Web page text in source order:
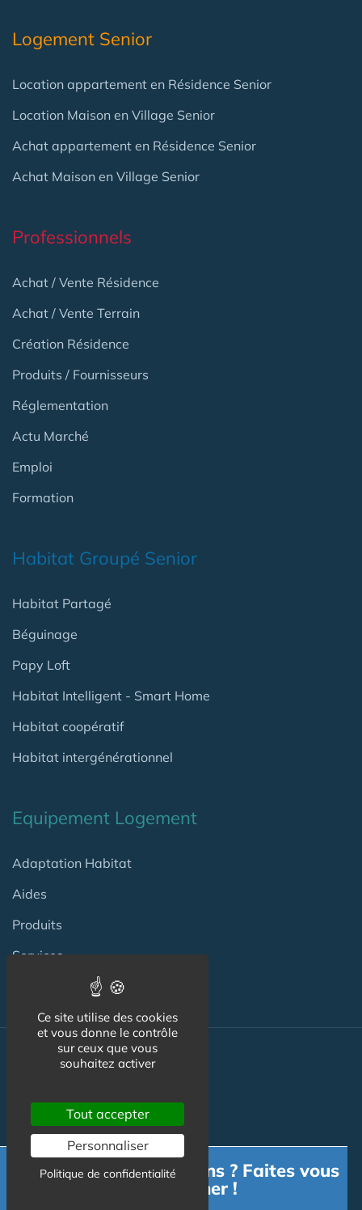
Logement Senior
Location appartement en Résidence Senior
Location Maison en Village Senior
Achat appartement en Résidence Senior
Achat Maison en Village Senior
Professionnels
Achat / Vente Résidence
Achat / Vente Terrain
Création Résidence
Produits / Fournisseurs
Réglementation
Actu Marché
Emploi
Formation
Habitat Groupé Senior
Habitat Partagé
Béguinage
Papy Loft
Habitat Intelligent - Smart Home
Habitat coopératif
Habitat intergénérationnel
Equipement Logement
Adaptation Habitat
Aides
Produits
Services
Actualité
ACTU
VIDÉOS
Besoin d'informations ? Faites vous
accompagner !
Ce site utilise des cookies
et vous donne le contrôle
sur ceux que vous
souhaitez activer
Tout accepter
Personnaliser
Politique de confidentialité